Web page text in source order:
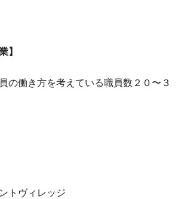
】
の働き方を考えている職員数２０〜３
トヴィレッジ